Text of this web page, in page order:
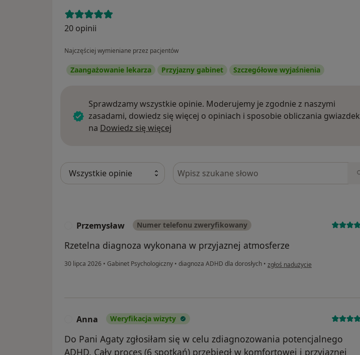
20 opinii
Najczęściej wymieniane przez pacjentów
Zaangażowanie lekarza Przyjazny gabinet Szczegółowe wyjaśnienia
Sprawdzamy wszystkie opinie. Moderujemy je zgodnie z naszymi
zasadami, dowiedz się więcej o opiniach i sposobie obliczania gwiazdek
na Dowiedz się więcej
Szukaj w opiniach
Przemysław Numer telefonu zweryfikowany
Rzetelna diagnoza wykonana w przyjaznej atmosferze
30 lipca 2026 • Gabinet Psychologiczny • diagnoza ADHD dla dorosłych • w opinii użytkownika Przemysław
zgłoś nadużycie
Anna Weryfikacja wizyty
Do Pani Agaty zgłosiłam się w celu zdiagnozowania potencjalnego
ADHD. Cały proces (6 spotkań) przebiegł w komfortowej i przyjaznej